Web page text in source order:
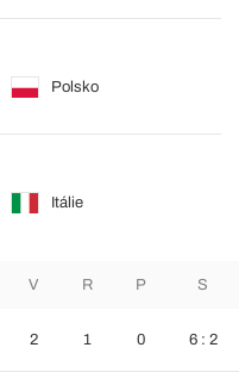
Polsko
Itálie
V R P S
2 1 0 6 : 2